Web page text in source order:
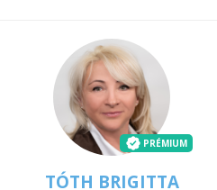
PRÉMIUM
TÓTH BRIGITTA